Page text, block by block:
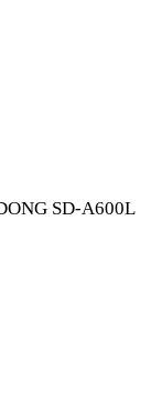
SD-A600L